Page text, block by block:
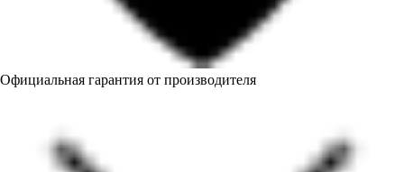
Официальная гарантия от производителя